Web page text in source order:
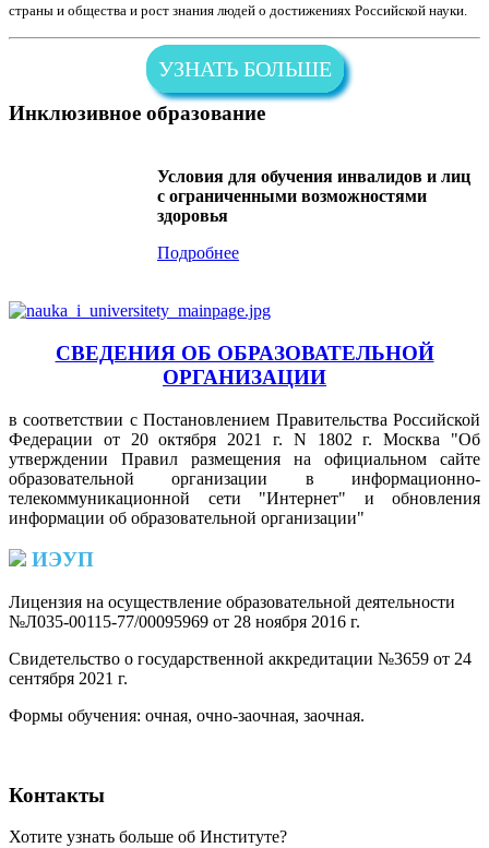
страны и общества и рост знания людей о достижениях Российской науки.
УЗНАТЬ БОЛЬШЕ
Инклюзивное образование
Условия для обучения инвалидов и лиц
с ограниченными возможностями
здоровья
Подробнее
СВЕДЕНИЯ ОБ ОБРАЗОВАТЕЛЬНОЙ
ОРГАНИЗАЦИИ
в соответствии с Постановлением Правительства Российской
Федерации от 20 октября 2021 г. N 1802 г. Москва "Об
утверждении Правил размещения на официальном сайте
образовательной организации в информационно-
телекоммуникационной сети "Интернет" и обновления
информации об образовательной организации"
ИЭУП
Лицензия на осуществление образовательной деятельности
№Л035-00115-77/00095969 от 28 ноября 2016 г.
Свидетельство о государственной аккредитации №3659 от 24
сентября 2021 г.
Формы обучения: очная, очно-заочная, заочная.
Контакты
Хотите узнать больше об Институте?